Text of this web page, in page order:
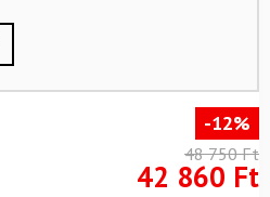
-12%
48 750 Ft
42 860 Ft